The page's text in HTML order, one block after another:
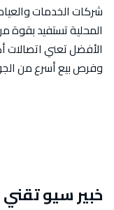
شركات الخدمات
المحلية تستفيد بقوة
الأفضل تعني اتصالات
وفرص بيع أسرع من
خبير سيو